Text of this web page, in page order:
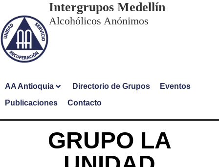
Intergrupos Medellín
Alcohólicos Anónimos
AA Antioquia Directorio de Grupos
Eventos
Publicaciones
Contacto
GRUPO LA